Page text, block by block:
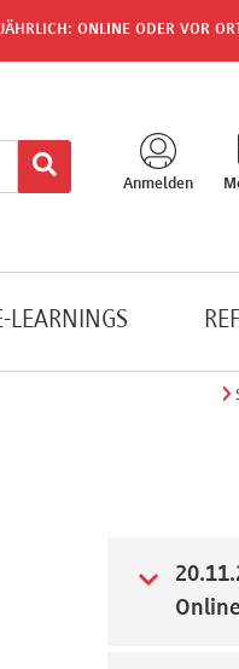
ONLINE ODER VOR
Anmelden
LEARNINGS
Online